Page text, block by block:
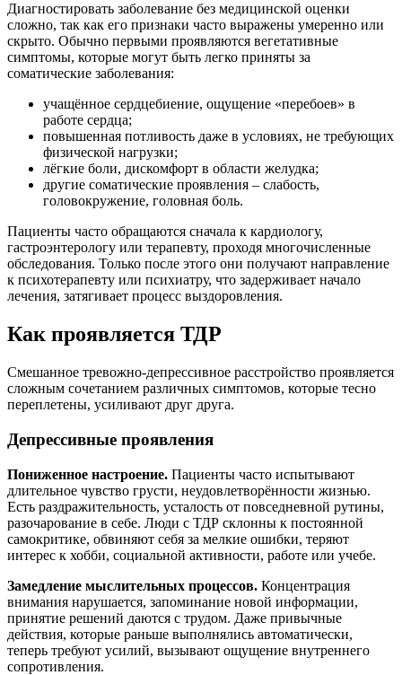
Диагностировать заболевание без медицинской оценки
сложно, так как его признаки часто выражены умеренно или
скрыто. Обычно первыми проявляются вегетативные
симптомы, которые могут быть легко приняты за
соматические заболевания:
учащённое сердцебиение, ощущение «перебоев» в
работе сердца;
повышенная потливость даже в условиях, не требующих
физической нагрузки;
лёгкие боли, дискомфорт в области желудка;
другие соматические проявления – слабость,
головокружение, головная боль.
Пациенты часто обращаются сначала к кардиологу,
гастроэнтерологу или терапевту, проходя многочисленные
обследования. Только после этого они получают направление
к психотерапевту или психиатру, что задерживает начало
лечения, затягивает процесс выздоровления.
Как проявляется ТДР
Смешанное тревожно-депрессивное расстройство проявляется
сложным сочетанием различных симптомов, которые тесно
переплетены, усиливают друг друга.
Депрессивные проявления
Пониженное настроение. Пациенты часто испытывают
длительное чувство грусти, неудовлетворённости жизнью.
Есть раздражительность, усталость от повседневной рутины,
разочарование в себе. Люди с ТДР склонны к постоянной
самокритике, обвиняют себя за мелкие ошибки, теряют
интерес к хобби, социальной активности, работе или учебе.
Замедление мыслительных процессов. Концентрация
внимания нарушается, запоминание новой информации,
принятие решений даются с трудом. Даже привычные
действия, которые раньше выполнялись автоматически,
теперь требуют усилий, вызывают ощущение внутреннего
сопротивления.